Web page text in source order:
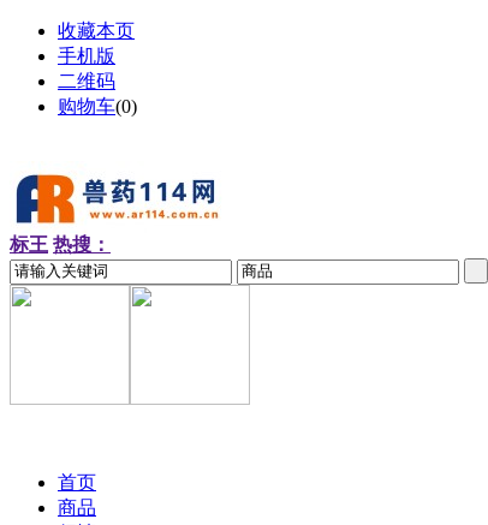
收藏本页
手机版
二维码
购物车(0)
标王 热搜：
首页
商品